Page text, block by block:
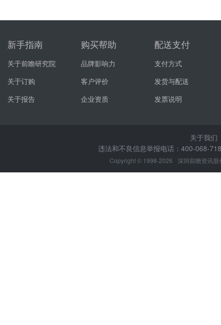
新手指南
关于前瞻研究院
关于订购
关于报告
购买帮助
品牌影响力
客户评价
企业资质
配送支付
支付方式
发货与配送
发票说明
关于我们
违法和不良信息举报电话：400-068-
Copyright © 1998-2026 深圳前瞻资讯股